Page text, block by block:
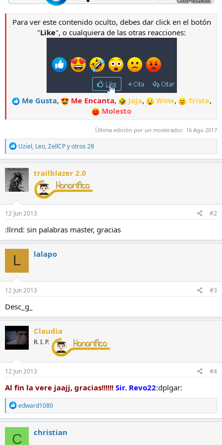
Para ver este contenido oculto, debes dar click en el botón
"Like", o cualquiera de las otras reacciones:
Me Gusta, Me Encanta, Jaja, Wow, Triste,
Molesto
Última edición por un moderador: 16 Ago 2017
R
e
a
c
c
i
o
n
s
Uziel, Leo,ZellCPy otros 28
trailblazer 2.0
12 Jun 2013 #2
:llrnd: sin palabras master, gracias
L lalapo
12 Jun 2013 #3
Desc_g_
Claudia
R. I. P.
12 Jun 2013 #4
Al fin la vere jaajj, gracias!!!!!! Sir. Revo22:dplgar:
R
e
a
c
c
edward1080
C christian